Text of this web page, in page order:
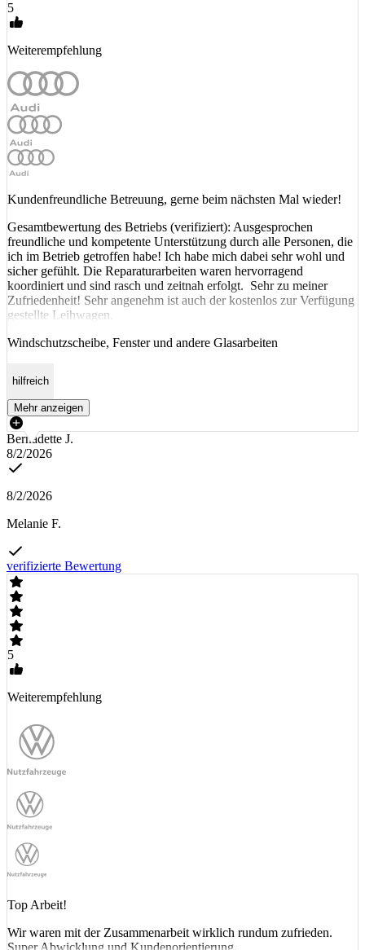
5
Weiterempfehlung
Kundenfreundliche Betreuung, gerne beim nächsten Mal wieder!
Gesamtbewertung des Betriebs (verifiziert): Ausgesprochen
freundliche und kompetente Unterstützung durch alle Personen, die
ich im Betrieb getroffen habe! Ich habe mich dabei sehr wohl und
sicher gefühlt. Die Reparaturarbeiten waren hervorragend
koordiniert und sind rasch und zeitnah erfolgt. Sehr zu meiner
Zufriedenheit! Sehr angenehm ist auch der kostenlos zur Verfügung
gestellte Leihwagen.
Windschutzscheibe, Fenster und andere Glasarbeiten
hilfreich
Mehr anzeigen
Bernadette J.
8/2/2026
8/2/2026
Melanie F.
verifizierte Bewertung
5
Weiterempfehlung
Top Arbeit!
Wir waren mit der Zusammenarbeit wirklich rundum zufrieden.